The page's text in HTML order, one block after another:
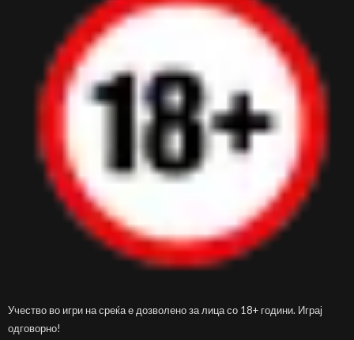
Учество во игри на среќа е дозволено за лица со 18+ години. Играј
одговорно!